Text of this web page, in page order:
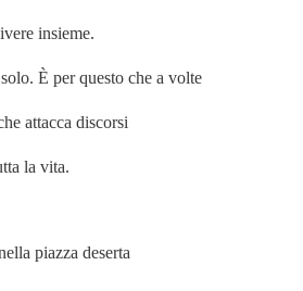
insieme.
È per questo che a volte
attacca discorsi
la vita.
piazza deserta